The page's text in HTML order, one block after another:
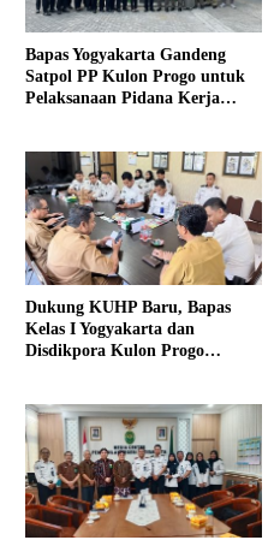
Bapas Yogyakarta Gandeng
Satpol PP Kulon Progo untuk
Pelaksanaan Pidana Kerja
Dukung KUHP Baru, Bapas
Kelas I Yogyakarta dan
Disdikpora Kulon Progo